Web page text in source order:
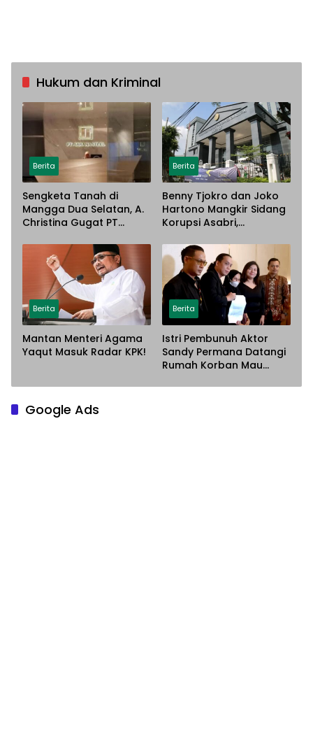
Hukum dan Kriminal
Berita
Sengketa Tanah di
Mangga Dua Selatan, A.
Christina Gugat PT
Dugaan Penyerobotan
Lahan
Berita
Benny Tjokro dan Joko
Hartono Mangkir Sidang
Korupsi Asabri,
Paksa
Berita
Mantan Menteri Agama
Yaqut Masuk Radar KPK!
Berita
Istri Pembunuh Aktor
Sandy Permana Datangi
Rumah Korban Mau
Google Ads